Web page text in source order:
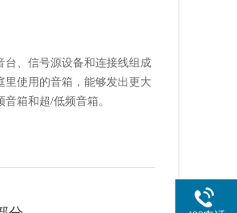
台、信号源设备和连接线组成
里使用的音箱，能够发出更大
箱和超/低频音箱。